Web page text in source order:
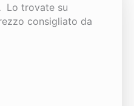
Lo trovate su
consigliato da